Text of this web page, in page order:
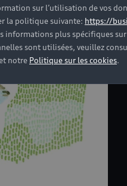
sur l’utilisation de vos
la politique suivante: https://
informations plus spécifiques
sont utilisées, veuillez
notre Politique sur les cookies.